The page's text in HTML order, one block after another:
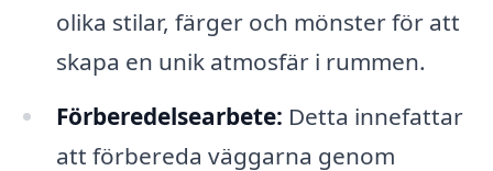
olika stilar, färger och mönster för att
skapa en unik atmosfär i rummen.
Förberedelsearbete: Detta innefattar
att förbereda väggarna genom